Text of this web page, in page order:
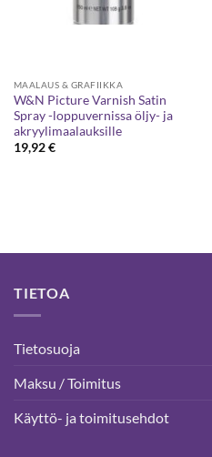
MAALAUS & GRAFIIKKA
W&N Picture Varnish Satin
Spray -loppuvernissa öljy- ja
akryylimaalauksille
19,92€
TIETOA
Tietosuoja
Maksu / Toimitus
Käyttö- ja toimitusehdot